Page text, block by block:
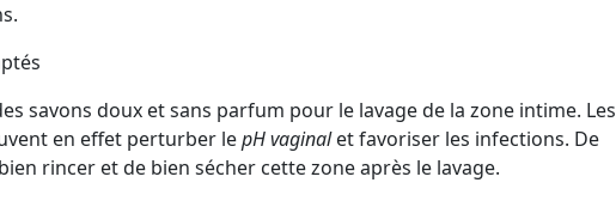
savons doux et sans parfum pour le lavage de la zone intime. Les
en effet perturber lepH vaginalet favoriser les infections. De
rincer et de bien sécher cette zone après le lavage.